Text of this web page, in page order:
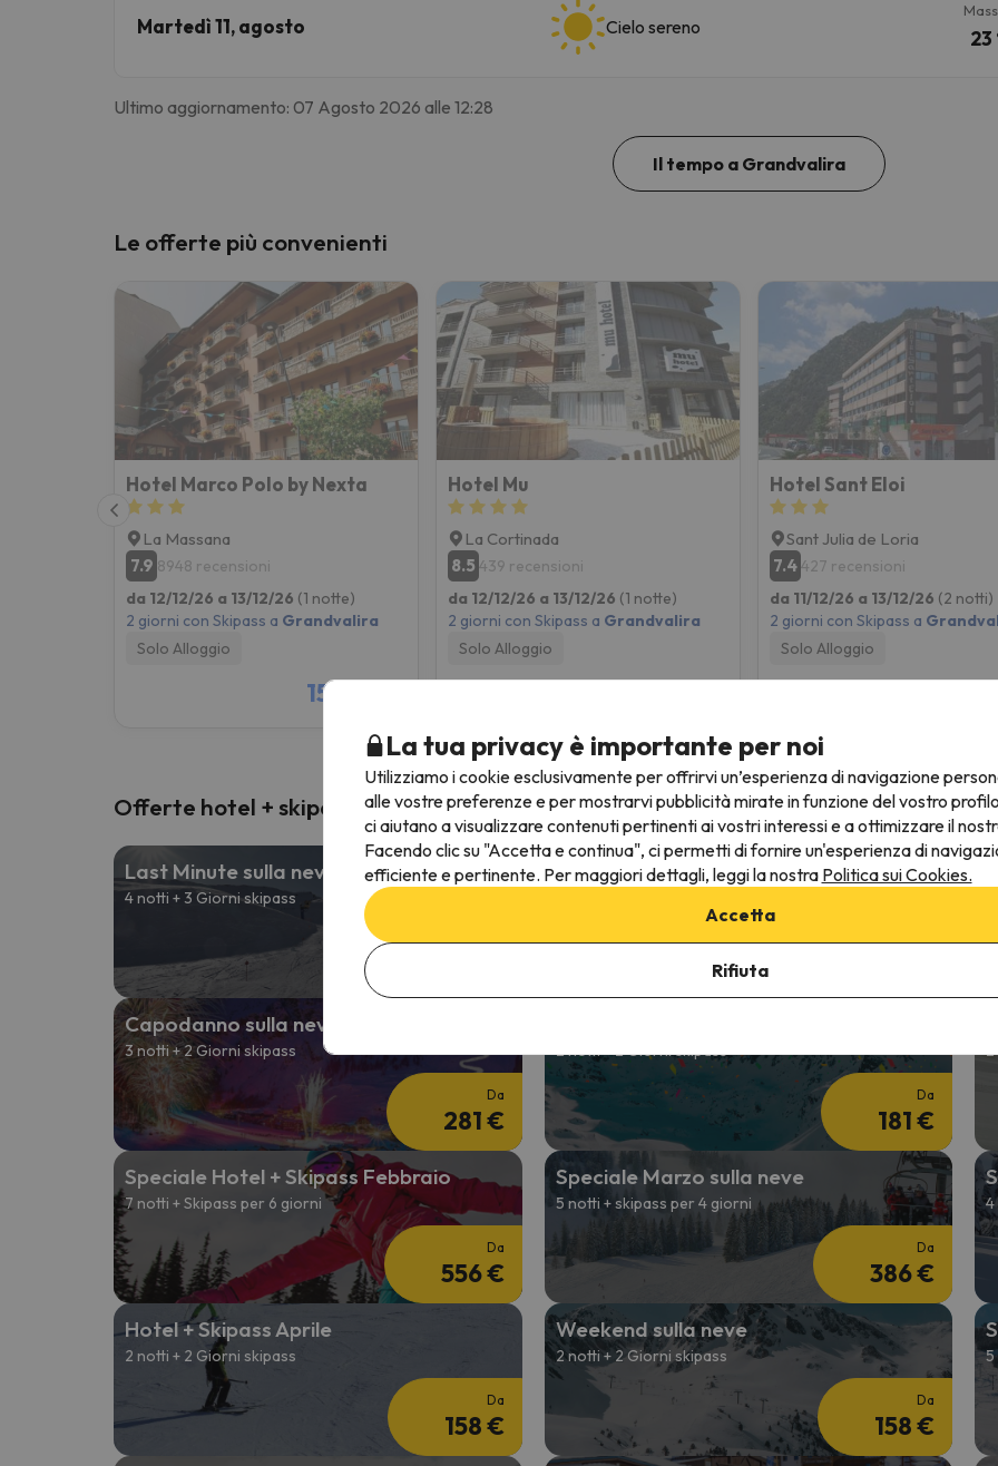
Martedì 11, agosto Cielo sereno
23
Ultimo aggiornamento: 07 Agosto 2026 alle 12:28
Il tempo a Grandvalira
Le offerte più convenienti
Hotel Marco Polo by Nexta
La Massana
7.9 8948 recensioni
da 12/12/26 a 13/12/26 (1 notte)
2 giorni con Skipass a Grandvalira
Solo Alloggio
155 €
Hotel Mu
La Cortinada
8.5 439 recensioni
da 12/12/26 a 13/12/26 (1 notte)
2 giorni con Skipass a Grandvalira
Solo Alloggio
Hotel Sant Eloi
Sant Julia de Loria
7.4427 recensioni
da 11/12/26 a 13/12/26 (2 notti)
2 giorni con Skipass a
Solo Alloggio
Offerte hotel + skipass
Last Minute sulla neve
4 notti + 3 Giorni skipass
Da
Offerte Sci 26/27
Da
Capodanno sulla neve
3 notti + 2 Giorni skipass
Da
281 €
2 notti + 2 Giorni skipass
Da
181 €
2
Speciale Hotel + Skipass Febbraio
7 notti + Skipass per 6 giorni
Da
556 €
Speciale Marzo sulla neve
5 notti + skipass per 4 giorni
Da
386 €
4
Hotel + Skipass Aprile
2 notti + 2 Giorni skipass
Da
158 €
Weekend sulla neve
2 notti + 2 Giorni skipass
Da
158 €
5
La tua privacy è importante per noi
Utilizziamo i cookie esclusivamente per offrirvi un’esperienza di navigazione
alle vostre preferenze e per mostrarvi pubblicità mirate in funzione del vostro
ci aiutano a visualizzare contenuti pertinenti ai vostri interessi e a ottimizzare il
Facendo clic su "Accetta e continua", ci permetti di fornire un'esperienza di
efficiente e pertinente. Per maggiori dettagli, leggi la nostra Politica sui Cookies.
Accetta
Rifiuta